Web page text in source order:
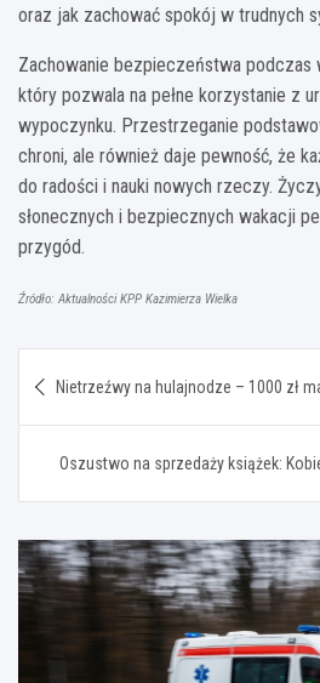
oraz jak zachować spokój w trudnych
Zachowanie bezpieczeństwa
który pozwala na pełne korzystanie z
wypoczynku. Przestrzeganie
chroni, ale również daje pewność, że
do radości i nauki nowych rzeczy.
słonecznych i bezpiecznych wakacji
przygód.
Źródło: Aktualności KPP Kazimierza Wielka
wpisu
Nietrzeźwy na hulajnodze – 1000 zł
Oszustwo na sprzedaży książek: